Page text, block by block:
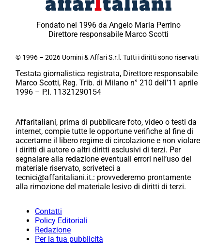
Fondato nel 1996 da Angelo Maria Perrino
Direttore responsabile Marco Scotti
© 1996 – 2026 Uomini & Affari S.r.l. Tutti i diritti sono riservati
Testata giornalistica registrata, Direttore responsabile
Marco Scotti, Reg. Trib. di Milano n° 210 dell’11 aprile
1996 – P.I. 11321290154
Affaritaliani, prima di pubblicare foto, video o testi da
internet, compie tutte le opportune verifiche al fine di
accertarne il libero regime di circolazione e non violare
i diritti di autore o altri diritti esclusivi di terzi. Per
segnalare alla redazione eventuali errori nell’uso del
materiale riservato, scriveteci a
tecnici@affaritaliani.it.: provvederemo prontamente
alla rimozione del materiale lesivo di diritti di terzi.
Contatti
Policy Editoriali
Redazione
Per la tua pubblicità